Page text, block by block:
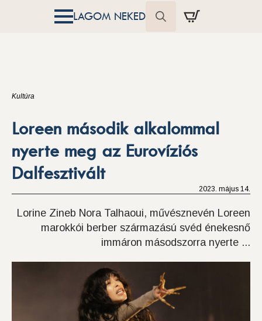
LAGOM NEKED
Kultúra
Loreen második alkalommal
nyerte meg az Eurovíziós
Dalfesztivált
2023. május 14.
Lorine Zineb Nora Talhaoui, művésznevén Loreen
marokkói berber származású svéd énekesnő
immáron másodszorra nyerte ...